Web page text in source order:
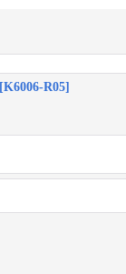
[K6006-R05]